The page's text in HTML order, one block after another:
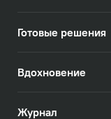
Готовые решения
Вдохновение
Журнал